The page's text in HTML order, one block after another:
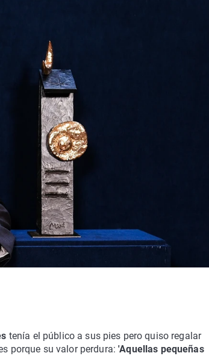
tenía el público a sus pies pero quiso regalar
porque su valor perdura:'Aquellas pequeñas